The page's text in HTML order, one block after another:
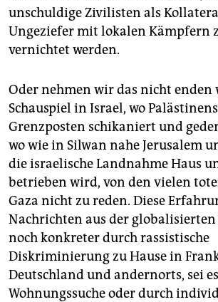
unschuldige Zivilisten als
Ungeziefer mit lokalen Kämpfern
vernichtet werden.
Oder nehmen wir das nicht enden
Schauspiel in Israel, wo
Grenzposten schikaniert und
wo wie in Silwan nahe Jerusalem
die israelische Landnahme Haus
betrieben wird, von den vielen
Gaza nicht zu reden. Diese
Nachrichten aus der globalisierten
noch konkreter durch rassistische
Diskriminierung zu Hause in
Deutschland und andernorts, sei
Wohnungssuche oder durch